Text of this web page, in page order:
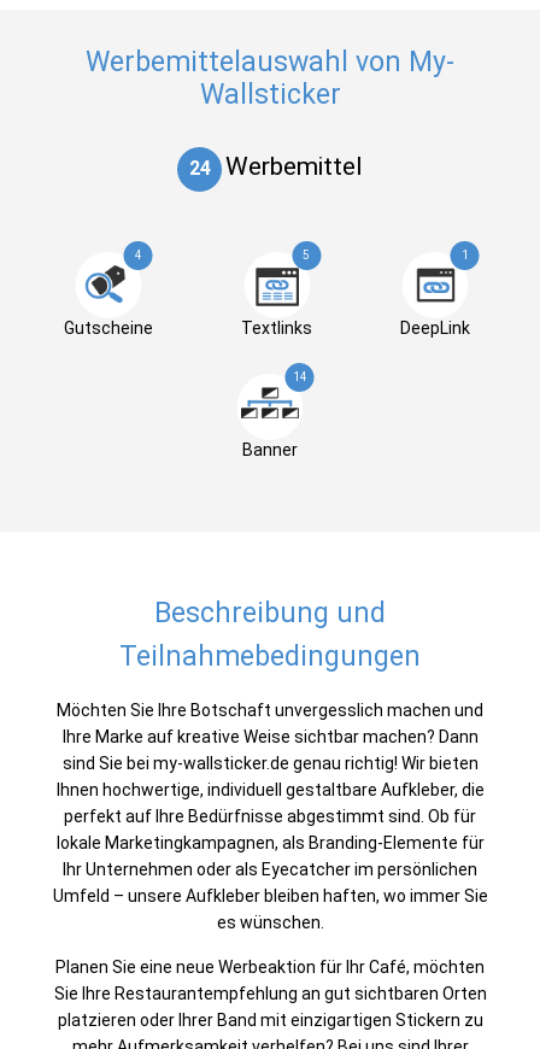
Werbemittelauswahl von My-
Wallsticker
24 Werbemittel
4
Gutscheine
5
Textlinks
1
DeepLink
14
Banner
Beschreibung und
Teilnahmebedingungen
Möchten Sie Ihre Botschaft unvergesslich machen und
Ihre Marke auf kreative Weise sichtbar machen? Dann
sind Sie bei my-wallsticker.de genau richtig! Wir bieten
Ihnen hochwertige, individuell gestaltbare Aufkleber, die
perfekt auf Ihre Bedürfnisse abgestimmt sind. Ob für
lokale Marketingkampagnen, als Branding-Elemente für
Ihr Unternehmen oder als Eyecatcher im persönlichen
Umfeld – unsere Aufkleber bleiben haften, wo immer Sie
es wünschen.
Planen Sie eine neue Werbeaktion für Ihr Café, möchten
Sie Ihre Restaurantempfehlung an gut sichtbaren Orten
platzieren oder Ihrer Band mit einzigartigen Stickern zu